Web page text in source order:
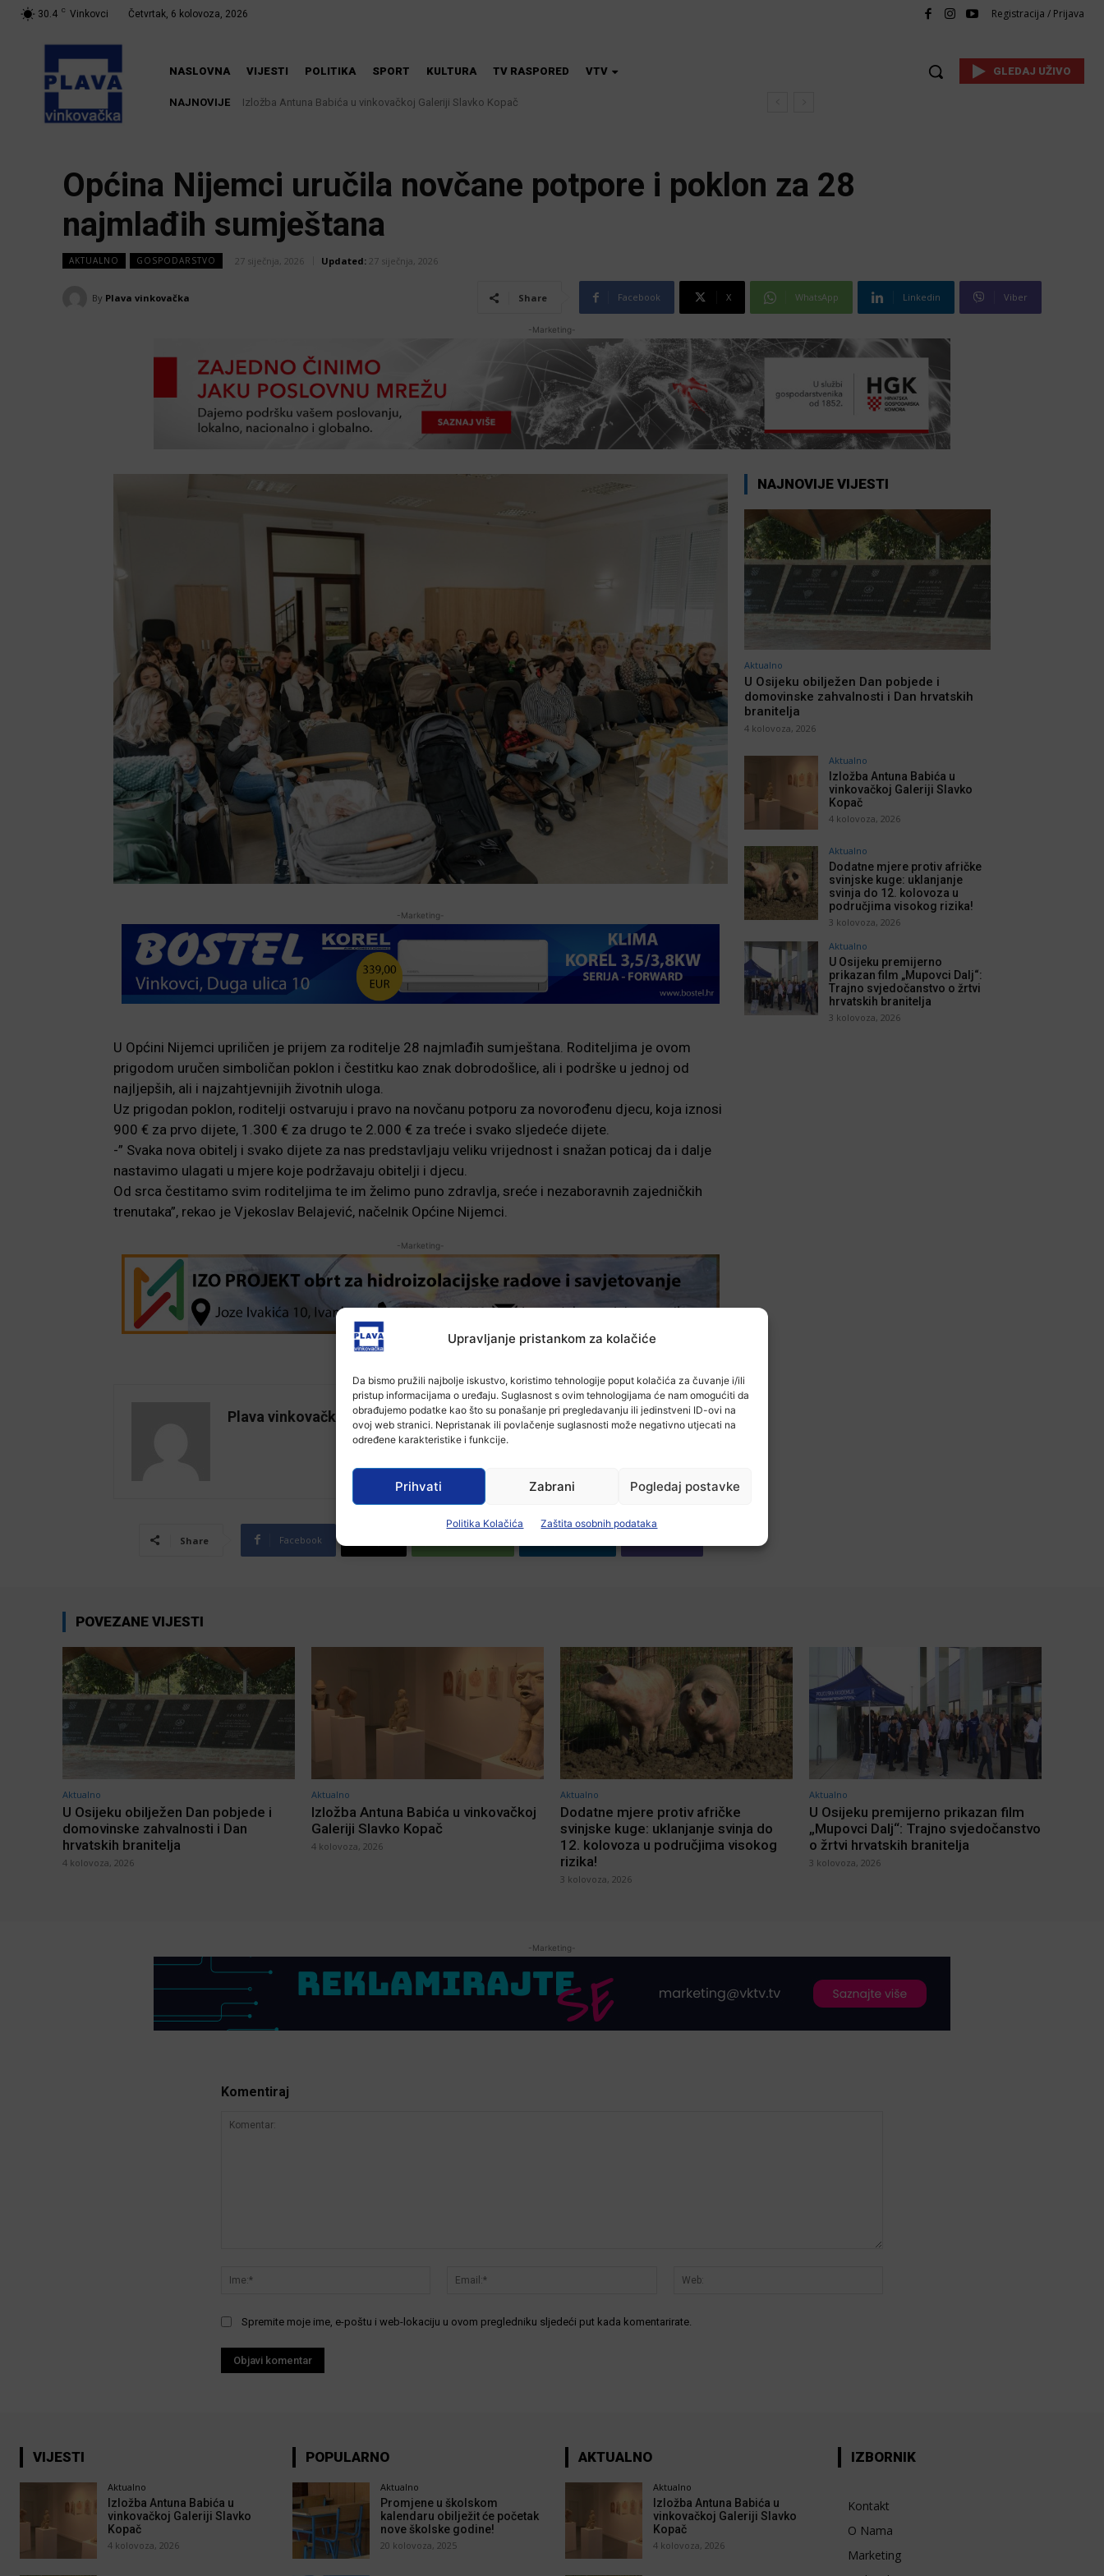
Upravljanje pristankom za kolačiće
Da bismo pružili najbolje iskustvo, koristimo tehnologije poput kolačića za čuvanje i/ili
pristup informacijama o uređaju. Suglasnost s ovim tehnologijama će nam omogućiti da
obrađujemo podatke kao što su ponašanje pri pregledavanju ili jedinstveni ID-ovi na
ovoj web stranici. Nepristanak ili povlačenje suglasnosti može negativno utjecati na
određene karakteristike i funkcije.
Prihvati Zabrani Pogledaj postavke
Politika Kolačića Zaštita osobnih podataka
Registracija / Prijava
30.4 C Vinkovci Četvrtak, 6 kolovoza, 2026
NASLOVNA VIJESTI POLITIKA SPORT KULTURA TV RASPORED VTV
NAJNOVIJE Izložba Antuna Babića u vinkovačkoj Galeriji Slavko Kopač
Dodatne mjere protiv afričke svinjske kuge: uklanjanje svinja do 12. kolovoza u područjima visokog
GLEDAJ UŽIVO
Općina Nijemci uručila novčane potpore i poklon za 28
najmlađih sumještana
AKTUALNO GOSPODARSTVO 27 siječnja, 2026 Updated: 27 siječnja, 2026
By Plava vinkovačka Share Facebook X WhatsApp Linkedin Viber
-Marketing-
-Marketing-
U Općini Nijemci upriličen je prijem za roditelje 28 najmlađih sumještana. Roditeljima je ovom
prigodom uručen simboličan poklon i čestitku kao znak dobrodošlice, ali i podrške u jednoj od
najljepših, ali i najzahtjevnijih životnih uloga.
Uz prigodan poklon, roditelji ostvaruju i pravo na novčanu potporu za novorođenu djecu, koja iznosi
900 € za prvo dijete, 1.300 € za drugo te 2.000 € za treće i svako sljedeće dijete.
-” Svaka nova obitelj i svako dijete za nas predstavljaju veliku vrijednost i snažan poticaj da i dalje
nastavimo ulagati u mjere koje podržavaju obitelji i djecu.
Od srca čestitamo svim roditeljima te im želimo puno zdravlja, sreće i nezaboravnih zajedničkih
trenutaka”, rekao je Vjekoslav Belajević, načelnik Općine Nijemci.
-Marketing-
Plava vinkovačka
Share Facebook
NAJNOVIJE VIJESTI
Aktualno
U Osijeku obilježen Dan pobjede i
domovinske zahvalnosti i Dan hrvatskih
branitelja
4 kolovoza, 2026
Aktualno
Izložba Antuna Babića u
vinkovačkoj Galeriji Slavko
Kopač
4 kolovoza, 2026
Aktualno
Dodatne mjere protiv afričke
svinjske kuge: uklanjanje
svinja do 12. kolovoza u
područjima visokog rizika!
3 kolovoza, 2026
Aktualno
U Osijeku premijerno
prikazan film „Mupovci Dalj“:
Trajno svjedočanstvo o žrtvi
hrvatskih branitelja
3 kolovoza, 2026
POVEZANE VIJESTI
Aktualno
U Osijeku obilježen Dan pobjede i
domovinske zahvalnosti i Dan
hrvatskih branitelja
4 kolovoza, 2026
Aktualno
Izložba Antuna Babića u vinkovačkoj
Galeriji Slavko Kopač
4 kolovoza, 2026
Aktualno
Dodatne mjere protiv afričke
svinjske kuge: uklanjanje svinja do
12. kolovoza u područjima visokog
rizika!
3 kolovoza, 2026
Aktualno
U Osijeku premijerno prikazan film
„Mupovci Dalj“: Trajno svjedočanstvo
o žrtvi hrvatskih branitelja
3 kolovoza, 2026
-Marketing-
Komentiraj
Ime:*
Email:*
Spremite moje ime, e-poštu i web-lokaciju u ovom pregledniku sljedeći put kada komentarirate.
VIJESTI
Aktualno
Izložba Antuna Babića u
vinkovačkoj Galeriji Slavko
Kopač
4 kolovoza, 2026
POPULARNO
Aktualno
Promjene u školskom
kalendaru obilježit će početak
nove školske godine!
20 kolovoza, 2025
AKTUALNO
Aktualno
Izložba Antuna Babića u
vinkovačkoj Galeriji Slavko
Kopač
4 kolovoza, 2026
IZBORNIK
Kontakt
O Nama
Marketing